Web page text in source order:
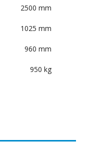
2500 mm
1025 mm
960 mm
950 kg